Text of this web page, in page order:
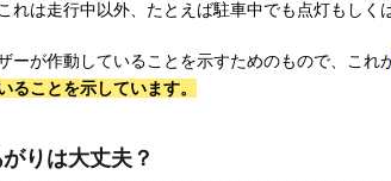
れは走行中以外、たとえば駐車中でも点灯もしく
ーが作動していることを示すためのもので、これ
ることを示しています。
りは大丈夫？